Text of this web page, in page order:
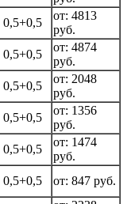
0,5+0,5
от: 4813
руб.
0,5+0,5
от: 4874
руб.
0,5+0,5
от: 2048
руб.
0,5+0,5
от: 1356
руб.
0,5+0,5
от: 1474
руб.
0,5+0,5 от: 847 руб.